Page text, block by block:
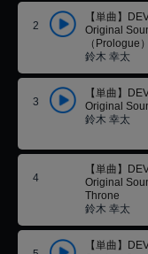
2
【単曲】
Original
（Prologue）
鈴木 幸太
3
【単曲】
Original
鈴木 幸太
4
【単曲】
Original
Throne
鈴木 幸太
【単曲】